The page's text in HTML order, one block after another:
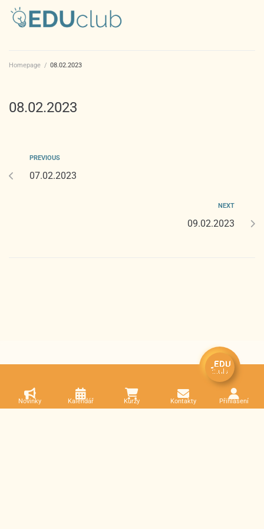
Homepage / 08.02.2023
08.02.2023
PREVIOUS
07.02.2023
NEXT
09.02.2023
Novinky Kalendář Kurzy Kontakty Přihlášení